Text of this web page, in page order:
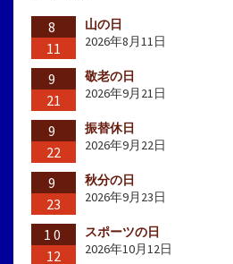
8
11
山の日
2026年8月11日
9
21
敬老の日
2026年9月21日
9
22
振替休日
2026年9月22日
9
23
秋分の日
2026年9月23日
10
12
スポーツの日
2026年10月12日